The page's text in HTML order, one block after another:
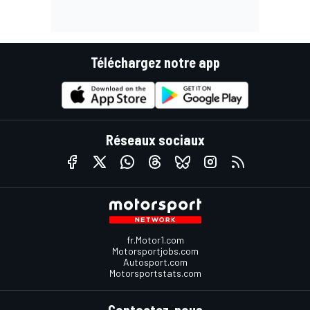
Téléchargez notre app
Réseaux sociaux
fr.Motor1.com
Motorsportjobs.com
Autosport.com
Motorsportstats.com